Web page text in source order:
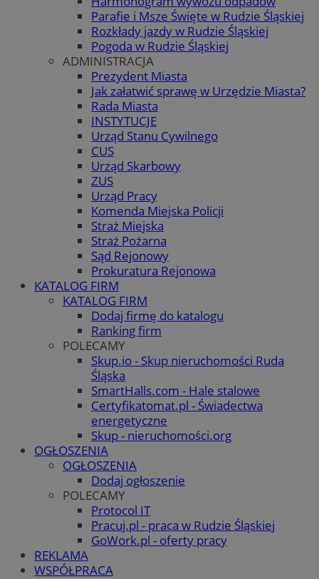
Parafie i Msze Święte w Rudzie Śląskiej
Rozkłady jazdy w Rudzie Śląskiej
Pogoda w Rudzie Śląskiej
ADMINISTRACJA
Prezydent Miasta
Jak załatwić sprawę w Urzędzie Miasta?
Rada Miasta
INSTYTUCJE
Urząd Stanu Cywilnego
CUS
Urząd Skarbowy
ZUS
Urząd Pracy
Komenda Miejska Policji
Straż Miejska
Straż Pożarna
Sąd Rejonowy
Prokuratura Rejonowa
KATALOG FIRM
KATALOG FIRM
Dodaj firmę do katalogu
Ranking firm
POLECAMY
Skup.io - Skup nieruchomości Ruda
Śląska
SmartHalls.com - Hale stalowe
Certyfikatomat.pl - Świadectwa
energetyczne
Skup - nieruchomości.org
OGŁOSZENIA
OGŁOSZENIA
Dodaj ogłoszenie
POLECAMY
Protocol IT
Pracuj.pl - praca w Rudzie Śląskiej
GoWork.pl - oferty pracy
REKLAMA
WSPÓŁPRACA